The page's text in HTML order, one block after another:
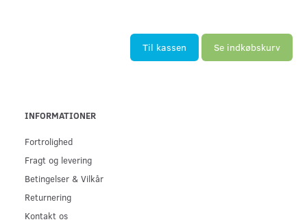
Til kassen Se indkøbskurv
INFORMATIONER
Fortrolighed
Fragt og levering
Betingelser & Vilkår
Returnering
Kontakt os